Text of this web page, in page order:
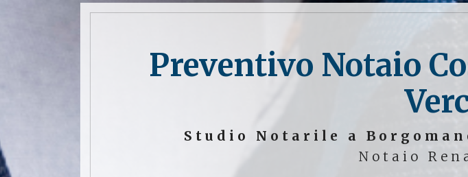
Preventivo Notaio
Studio Notarile a
Notaio